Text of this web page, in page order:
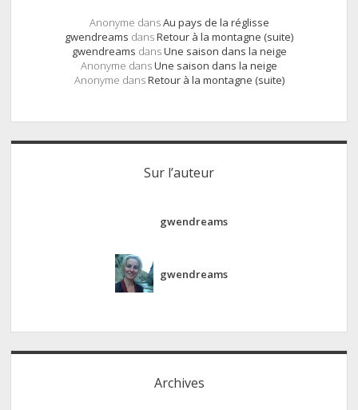
Anonyme dansAu pays de la réglisse
gwendreams dansRetour à la montagne (suite)
gwendreams dansUne saison dans la neige
Anonyme dansUne saison dans la neige
Anonyme dansRetour à la montagne (suite)
Sur l’auteur
gwendreams
gwendreams
Archives